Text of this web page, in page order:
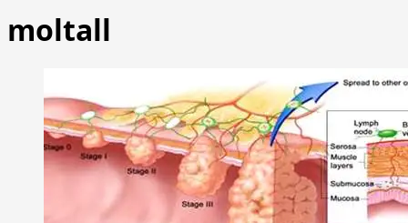
moltall